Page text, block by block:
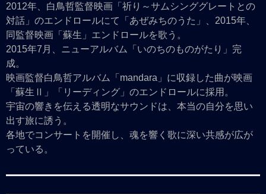
2012年、白鳥哲監督映画「祈り～サムシンググレートとの
対話」のエンドロールにて「あぜみちのうた」、2015年、
同監督映画「蘇生」エンドロールを歌う。
2015年7月、ニューアルバム「いのちのものがたり」完
成。
映画監督白鳥哲アルバム「mandara」に収録した曲が映画
「蘇生Ⅱ」「リーディング」のエンドロールに採用。
宇宙の響きを伝える透明なサウンドは、本当の自分を思い
出す旅に誘う。
各地でコンサートを開催し、魂を響く歌に深い共感が広が
っている。